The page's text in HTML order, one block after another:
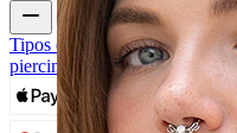
Tipos de joias para piercings
piercings Problemas Comuns